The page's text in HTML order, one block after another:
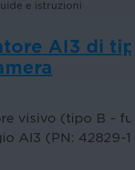
e istruzioni
AI3 di
visivo (tipo B -
AI3 (PN: 42829-